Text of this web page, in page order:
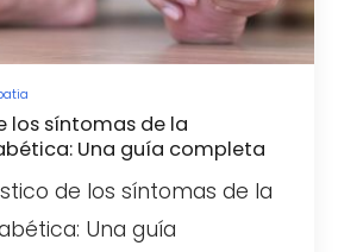
los síntomas de la
Una guía completa
de los síntomas de la
Una guía